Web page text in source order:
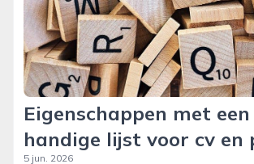
Eigenschappen met een
handige lijst voor cv en
5 jun. 2026